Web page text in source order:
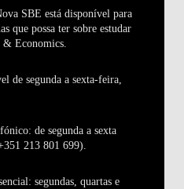
SBE está disponível para
que possa ter sobre estudar
& Economics.
de segunda a sexta-feira,
de segunda a sexta
213 801 699).
segundas, quartas e